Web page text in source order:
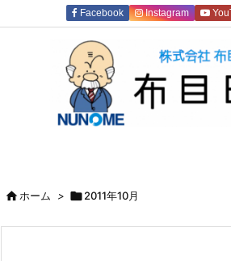
Facebook Instagram
ホーム > 2011年10月